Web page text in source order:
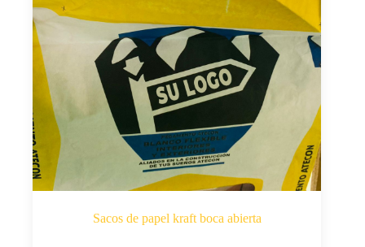
Sacos de papel kraft boca abierta